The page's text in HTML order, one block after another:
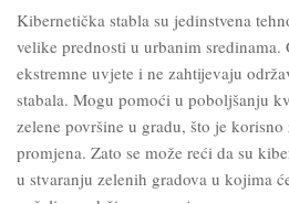
Kibernetička stabla su jedinstvena
velike prednosti u urbanim sredinama.
ekstremne uvjete i ne zahtijevaju
stabala. Mogu pomoći u poboljšanju
zelene površine u gradu, što je
promjena. Zato se može reći da su
u stvaranju zelenih gradova u kojima